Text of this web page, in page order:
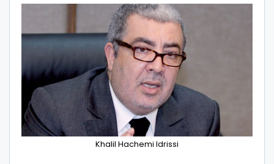
Khalil Hachemi Idrissi